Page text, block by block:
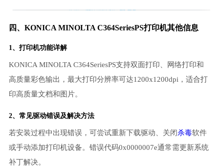
四、KONICA MINOLTA C364SeriesPS打印机其他信息
1、打印机功能详解
KONICA MINOLTA C364SeriesPS支持双面打印、网络打印和
高质量彩色输出，最大打印分辨率可达1200x1200dpi，适合打
印高质量文档和图片。
2、常见驱动错误及解决方法
若安装过程中出现错误，可尝试重新下载驱动、关闭杀毒软件
或手动添加打印机设备。错误代码0x0000007e通常需更新系统
补丁解决。